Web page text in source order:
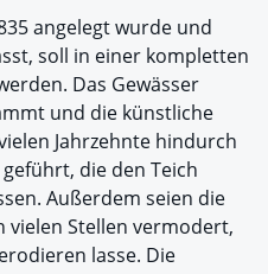
angelegt wurde und
soll in einer kompletten
Das Gewässer
und die künstliche
Jahrzehnte hindurch
die den Teich
Außerdem seien die
vielen Stellen vermodert,
lasse. Die